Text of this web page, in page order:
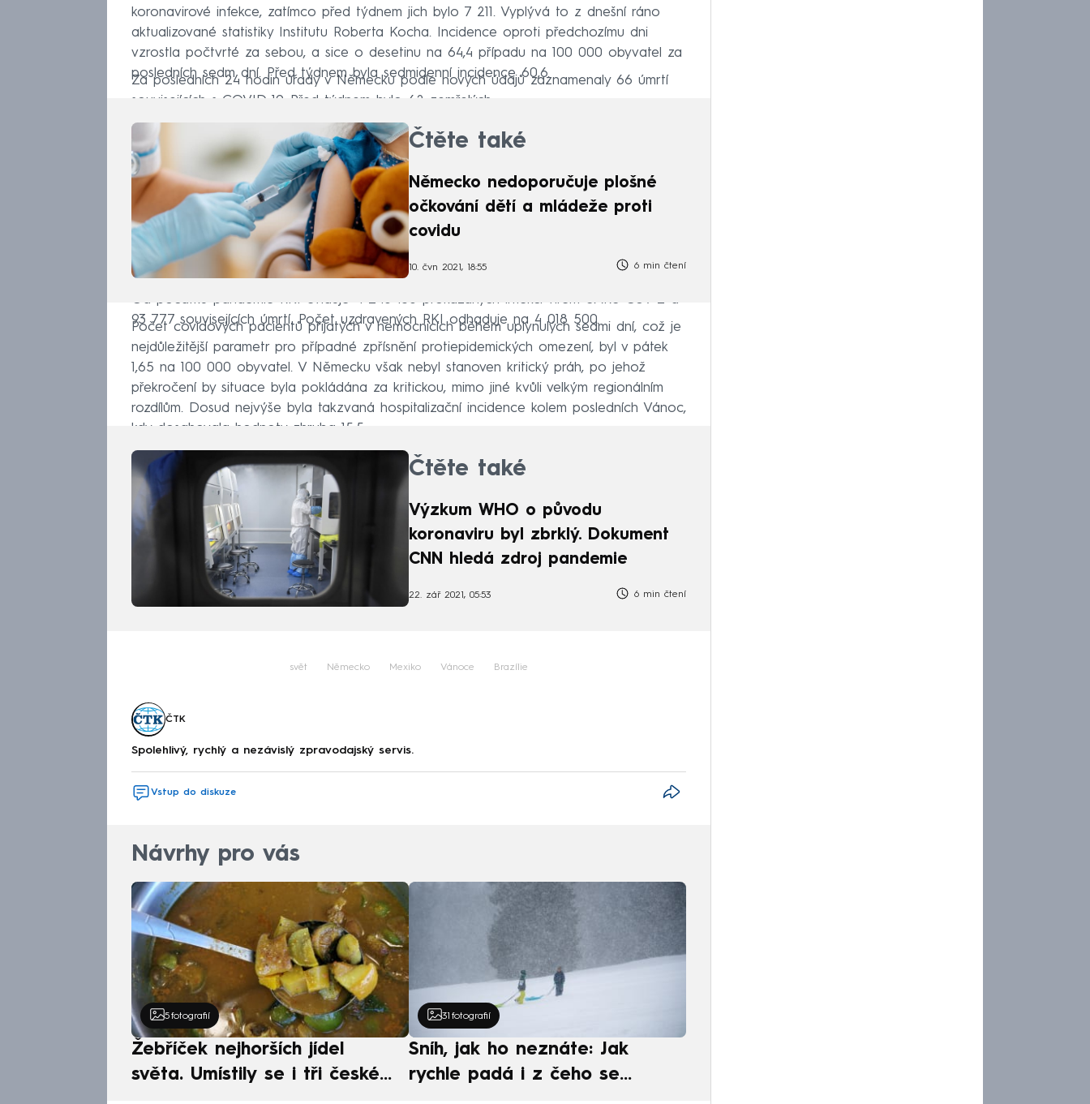
koronavirové infekce, zatímco před týdnem jich bylo 7 211. Vyplývá to z dnešní ráno
aktualizované statistiky Institutu Roberta Kocha. Incidence oproti předchozímu dni
vzrostla počtvrté za sebou, a sice o desetinu na 64,4 případu na 100 000 obyvatel za
posledních sedm dní. Před týdnem byla sedmidenní incidence 60,6.
Za posledních 24 hodin úřady v Německu podle nových údajů zaznamenaly 66 úmrtí
souvisejících s COVID-19. Před týdnem bylo 62 zemřelých.
Čtěte také
Německo nedoporučuje plošné
očkování dětí a mládeže proti
covidu
10. čvn 2021, 18:55 6 min čtení
Od počátku pandemie RKI eviduje 4 246 136 prokázaných infekcí virem SARS-CoV-2 a
93 777 souvisejících úmrtí. Počet uzdravených RKI odhaduje na 4 018 500.
Počet covidových pacientů přijatých v nemocnicích během uplynulých sedmi dní, což je
nejdůležitější parametr pro případné zpřísnění protiepidemických omezení, byl v pátek
1,65 na 100 000 obyvatel. V Německu však nebyl stanoven kritický práh, po jehož
překročení by situace byla pokládána za kritickou, mimo jiné kvůli velkým regionálním
rozdílům. Dosud nejvýše byla takzvaná hospitalizační incidence kolem posledních Vánoc,
kdy dosahovala hodnoty zhruba 15,5.
Čtěte také
Výzkum WHO o původu
koronaviru byl zbrklý. Dokument
CNN hledá zdroj pandemie
22. zář 2021, 05:53 6 min čtení
svět Německo Mexiko Vánoce Brazílie
ČTK
Spolehlivý, rychlý a nezávislý zpravodajský servis.
Vstup do diskuze
Návrhy pro vás
5 fotografií
Žebříček nejhorších jídel
světa. Umístily se i tři české
31 fotografií
Sníh, jak ho neznáte: Jak
rychle padá i z čeho se